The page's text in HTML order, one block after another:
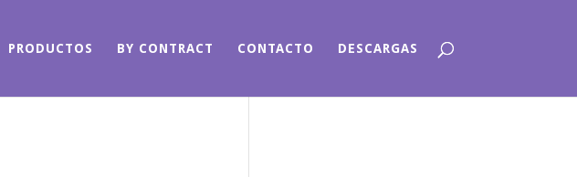
PRODUCTOS BY CONTRACT CONTACTO DESCARGAS